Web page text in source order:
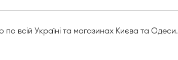
всій Україні та магазинах Києва та Одеси.